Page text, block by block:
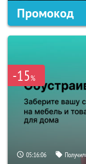
Промокод
-15%
05:16:05